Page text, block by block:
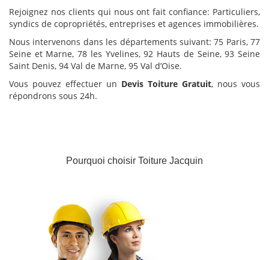
Rejoignez nos clients qui nous ont fait confiance: Particuliers,
syndics de copropriétés, entreprises et agences immobilières.
Nous intervenons dans les départements suivant: 75 Paris, 77
Seine et Marne, 78 les Yvelines, 92 Hauts de Seine, 93 Seine
Saint Denis, 94 Val de Marne, 95 Val d’Oise.
Vous pouvez effectuer un Devis Toiture Gratuit, nous vous
répondrons sous 24h.
Pourquoi choisir Toiture Jacquin